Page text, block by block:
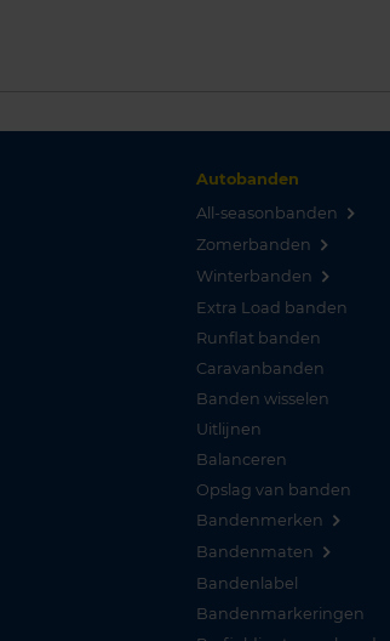
Autobanden
All-seasonbanden
Zomerbanden
Winterbanden
Extra Load banden
Runflat banden
Caravanbanden
Banden wisselen
Uitlijnen
Balanceren
Opslag van banden
Bandenmerken
Bandenmaten
Bandenlabel
Bandenmarkeringen